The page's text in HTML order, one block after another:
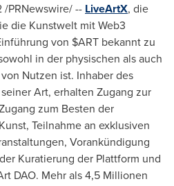
/PRNewswire/ -- LiveArtX, die
die Kunstwelt mit Web3
von $ART bekannt zu
in der physischen als auch
Nutzen ist. Inhaber des
Art, erhalten Zugang zur
zum Besten der
Teilnahme an exklusiven
Vorankündigung
Kuratierung der Plattform und
DAO. Mehr als 4,5 Millionen